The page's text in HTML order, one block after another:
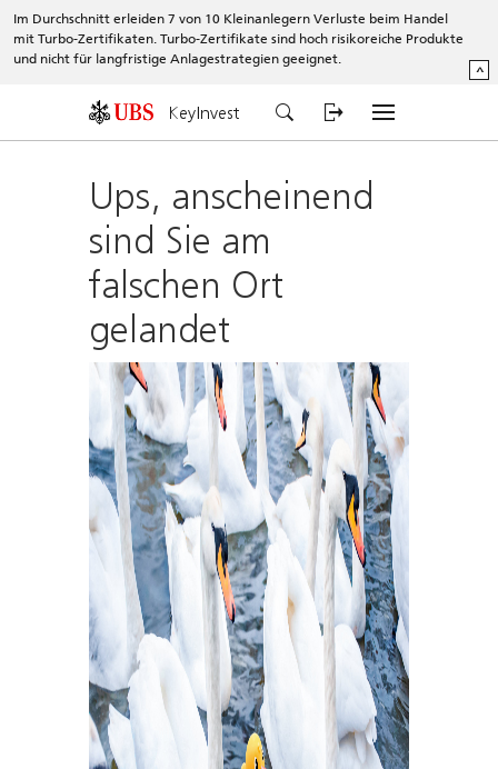
Im Durchschnitt erleiden 7 von 10 Kleinanlegern Verluste beim Handel
mit Turbo-Zertifikaten. Turbo-Zertifikate sind hoch risikoreiche Produkte
und nicht für langfristige Anlagestrategien geeignet.
^
KeyInvest
Ups, anscheinend
sind Sie am
falschen Ort
gelandet